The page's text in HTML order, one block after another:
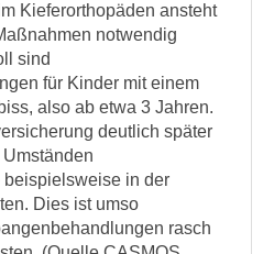
Kieferorthopäden ansteht
notwendig
sind
für Kinder mit einem
also ab etwa 3 Jahren.
deutlich später
beispielsweise in der
Dies ist umso
rasch